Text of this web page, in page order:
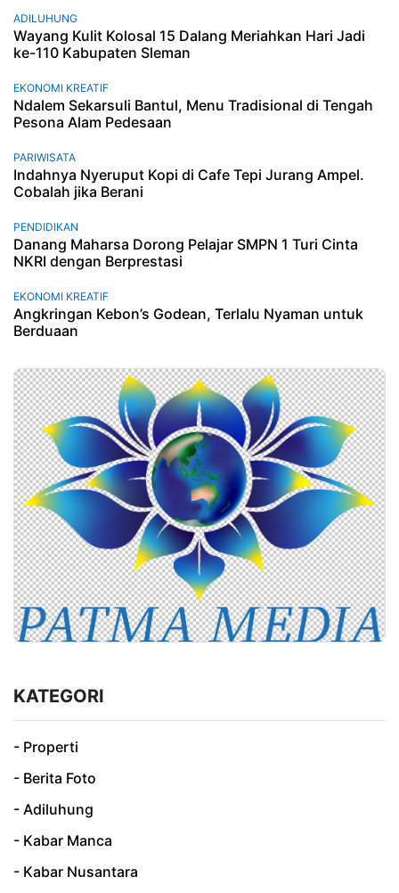
ADILUHUNG
Wayang Kulit Kolosal 15 Dalang Meriahkan Hari Jadi
ke-110 Kabupaten Sleman
EKONOMI KREATIF
Ndalem Sekarsuli Bantul, Menu Tradisional di Tengah
Pesona Alam Pedesaan
PARIWISATA
Indahnya Nyeruput Kopi di Cafe Tepi Jurang Ampel.
Cobalah jika Berani
PENDIDIKAN
Danang Maharsa Dorong Pelajar SMPN 1 Turi Cinta
NKRI dengan Berprestasi
EKONOMI KREATIF
Angkringan Kebon’s Godean, Terlalu Nyaman untuk
Berduaan
KATEGORI
- Properti
- Berita Foto
- Adiluhung
- Kabar Manca
- Kabar Nusantara